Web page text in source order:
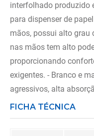
interfolhado produzido
para dispenser de
mãos, possui alto grau
nas mãos tem alto
proporcionando
exigentes. - Branco e
agressivos, alta
FICHA TÉCNICA